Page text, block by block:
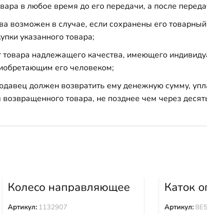
в любое время до его передачи, а после
возможен в случае, если сохранены его
указанного товара;
товара надлежащего качества, имеющего
его человеком;
должен возвратить ему денежную сумму,
возвращенного товара, не позднее чем через
Колесо направляющее
1132907
Артикул: 1132907
Каток
Артикул: